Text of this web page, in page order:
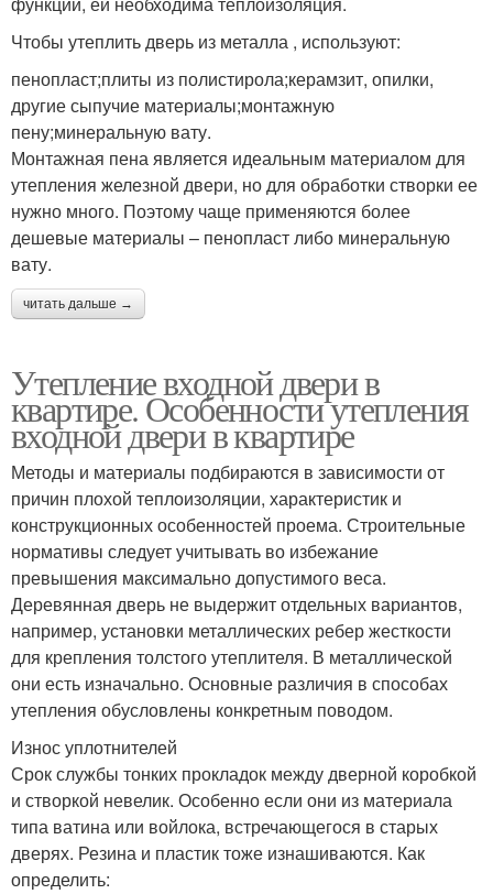
Чтобы утеплить дверь из металла , используют:
пенопласт;плиты из полистирола;керамзит, опилки,
другие сыпучие материалы;монтажную
пену;минеральную вату.
Монтажная пена является идеальным материалом для
утепления железной двери, но для обработки створки ее
нужно много. Поэтому чаще применяются более
дешевые материалы – пенопласт либо минеральную
вату.
читать дальше →
Утепление входной двери в
квартире. Особенности утепления
входной двери в квартире
Методы и материалы подбираются в зависимости от
причин плохой теплоизоляции, характеристик и
конструкционных особенностей проема. Строительные
нормативы следует учитывать во избежание
превышения максимально допустимого веса.
Деревянная дверь не выдержит отдельных вариантов,
например, установки металлических ребер жесткости
для крепления толстого утеплителя. В металлической
они есть изначально. Основные различия в способах
утепления обусловлены конкретным поводом.
Износ уплотнителей
Срок службы тонких прокладок между дверной коробкой
и створкой невелик. Особенно если они из материала
типа ватина или войлока, встречающегося в старых
дверях. Резина и пластик тоже изнашиваются. Как
определить: